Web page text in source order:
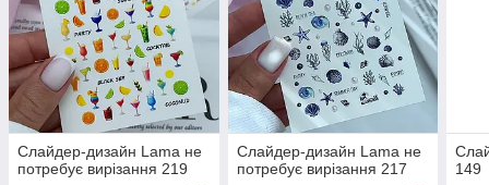
Слайдер-дизайн Lama не
потребує вирізання 219
Слайдер-дизайн Lama не
потребує вирізання 217
149